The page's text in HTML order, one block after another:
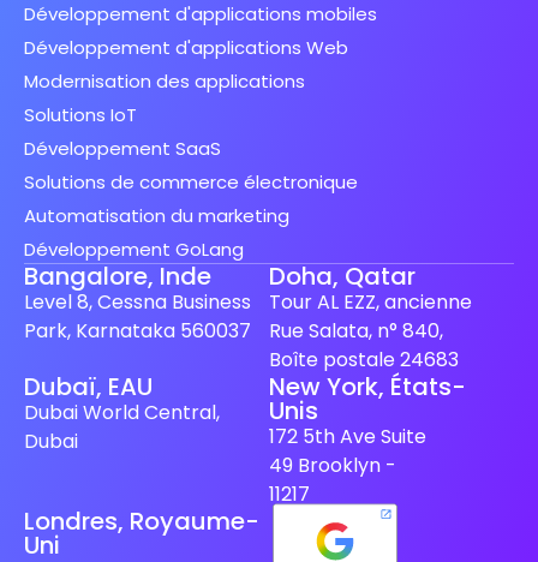
Développement d'applications mobiles
Développement d'applications Web
Modernisation des applications
Solutions IoT
Développement SaaS
Solutions de commerce électronique
Automatisation du marketing
Développement GoLang
Bangalore, Inde
Level 8, Cessna Business
Park, Karnataka 560037
Doha, Qatar
Tour AL EZZ, ancienne
Rue Salata, n° 840,
Boîte postale 24683
Dubaï, EAU
Dubai World Central,
Dubai
New York, États-
Unis
172 5th Ave Suite
49 Brooklyn -
11217
Londres, Royaume-
Uni Dutch
Spanish (Spain)